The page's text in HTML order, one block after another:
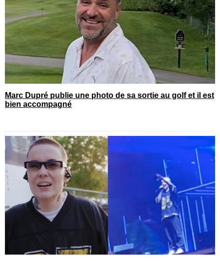
Marc Dupré publie une photo de sa sortie au golf et il est
bien accompagné